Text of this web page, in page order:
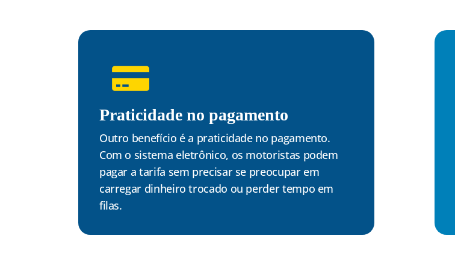
Praticidade no pagamento
Outro benefício é a praticidade no pagamento.
Com o sistema eletrônico, os motoristas podem
pagar a tarifa sem precisar se preocupar em
carregar dinheiro trocado ou perder tempo em
filas.